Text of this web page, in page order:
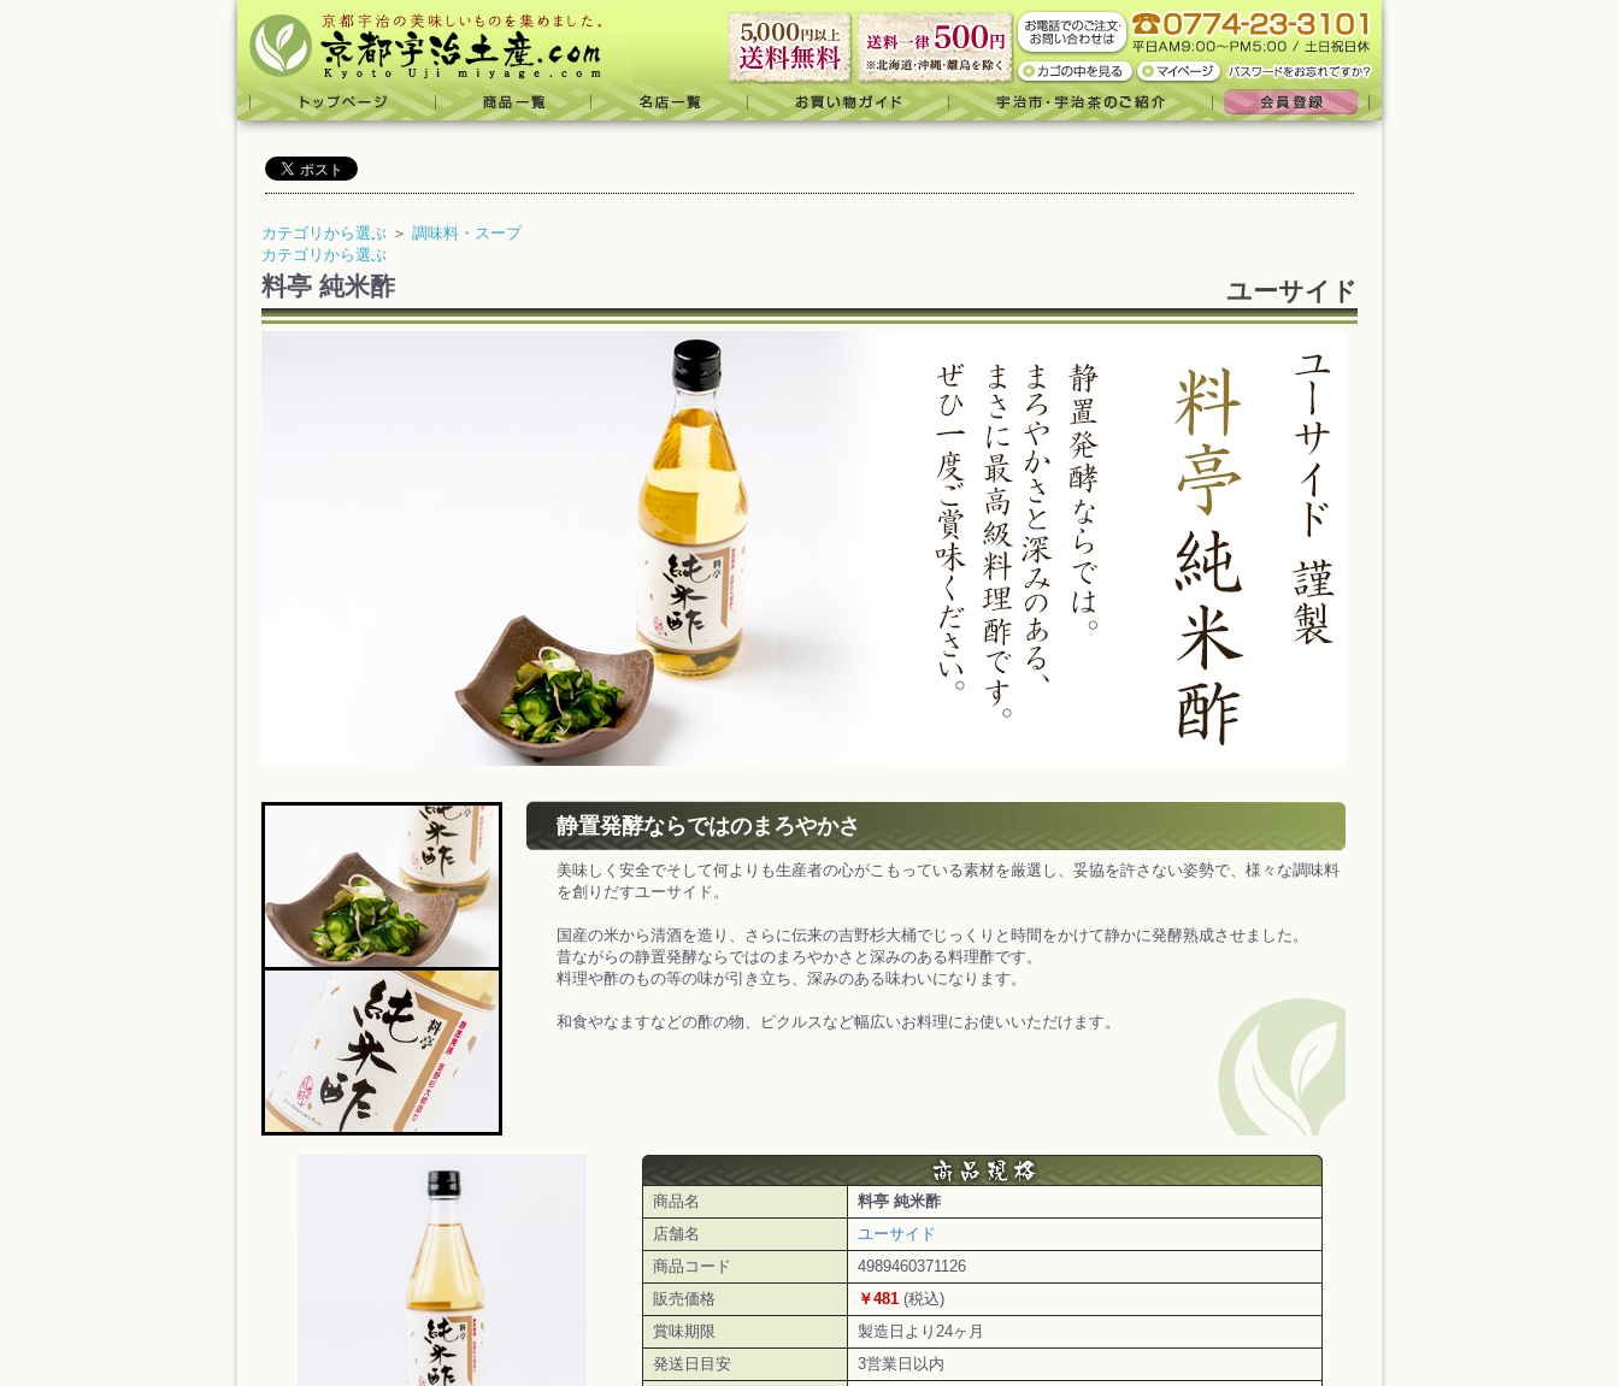
カテゴリから選ぶ ＞ 調味料・スープ
カテゴリから選ぶ
料亭 純米酢 ユーサイド
静置発酵ならではのまろやかさ
美味しく安全でそして何よりも生産者の心がこもっている素材を厳選し、妥協を許さない姿勢で、様々な調味料
を創りだすユーサイド。
国産の米から清酒を造り、さらに伝来の吉野杉大桶でじっくりと時間をかけて静かに発酵熟成させました。
昔ながらの静置発酵ならではのまろやかさと深みのある料理酢です。
料理や酢のもの等の味が引き立ち、深みのある味わいになります。
和食やなますなどの酢の物、ピクルスなど幅広いお料理にお使いいただけます。
商品名
料亭 純米酢
店舗名
ユーサイド
商品コード
4989460371126
販売価格
￥481 (税込)
賞味期限
製造日より24ヶ月
発送日目安
3営業日以内